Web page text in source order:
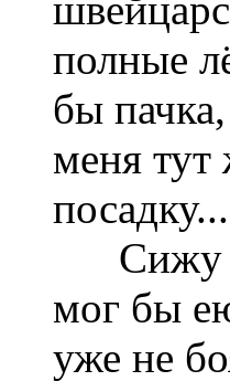
полные
бы
меня тут
посадку...
Сижу
мог бы
уже не